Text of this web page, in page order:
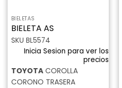
BIELETAS
BIELETA AS
SKU BL5574
Inicia Sesion para ver los
precios
TOYOTACOROLLA
CORONO TRASERA